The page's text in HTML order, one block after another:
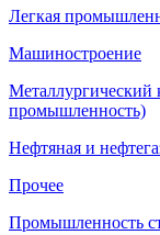
Легкая
Машиностроение
Металлургический
промышленность)
Нефтяная и
Прочее
Промышленность